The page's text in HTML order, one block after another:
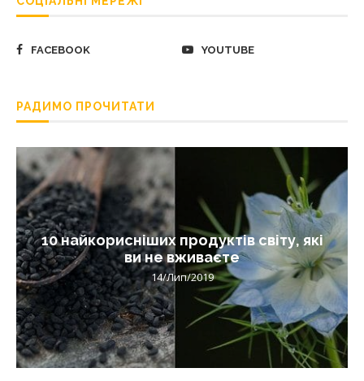
FACEBOOK YOUTUBE
РАДИМО ПРОЧИТАТИ
10 найкорисніших продуктів світу, які
ви не вживаєте
14/Лип/2019